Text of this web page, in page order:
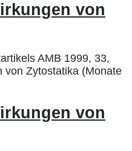
von
AMB 1999, 33,
von Zytostatika (Monate
von